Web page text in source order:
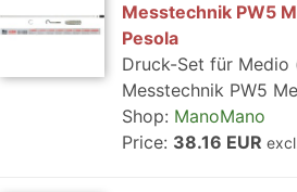
Messtechnik PW5
Pesola
Druck-Set für Medio
Messtechnik PW5
Shop: ManoMano
Price: 38.16 EUR